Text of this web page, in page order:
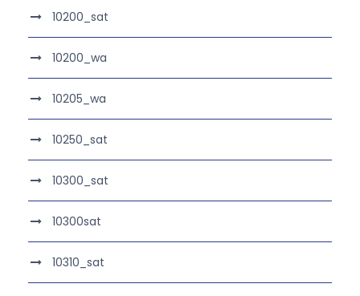
10200_sat
10200_wa
10205_wa
10250_sat
10300_sat
10300sat
10310_sat